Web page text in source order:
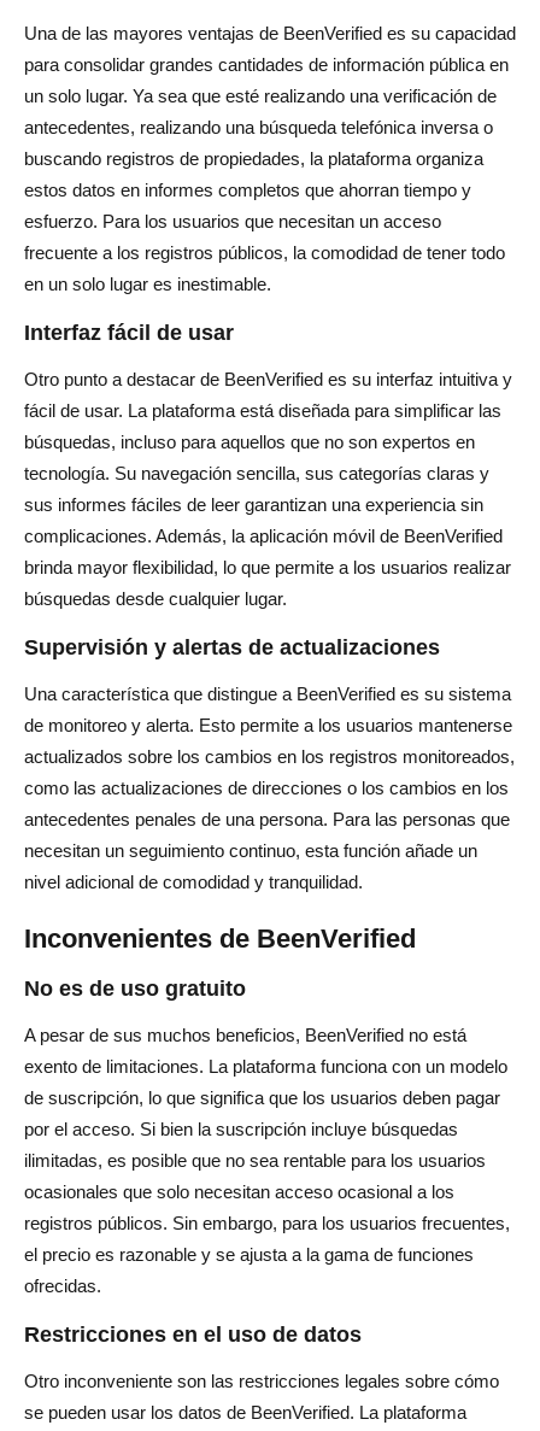
Una de las mayores ventajas de BeenVerified es su capacidad
para consolidar grandes cantidades de información pública en
un solo lugar. Ya sea que esté realizando una verificación de
antecedentes, realizando una búsqueda telefónica inversa o
buscando registros de propiedades, la plataforma organiza
estos datos en informes completos que ahorran tiempo y
esfuerzo. Para los usuarios que necesitan un acceso
frecuente a los registros públicos, la comodidad de tener todo
en un solo lugar es inestimable.
Interfaz fácil de usar
Otro punto a destacar de BeenVerified es su interfaz intuitiva y
fácil de usar. La plataforma está diseñada para simplificar las
búsquedas, incluso para aquellos que no son expertos en
tecnología. Su navegación sencilla, sus categorías claras y
sus informes fáciles de leer garantizan una experiencia sin
complicaciones. Además, la aplicación móvil de BeenVerified
brinda mayor flexibilidad, lo que permite a los usuarios realizar
búsquedas desde cualquier lugar.
Supervisión y alertas de actualizaciones
Una característica que distingue a BeenVerified es su sistema
de monitoreo y alerta. Esto permite a los usuarios mantenerse
actualizados sobre los cambios en los registros monitoreados,
como las actualizaciones de direcciones o los cambios en los
antecedentes penales de una persona. Para las personas que
necesitan un seguimiento continuo, esta función añade un
nivel adicional de comodidad y tranquilidad.
Inconvenientes de BeenVerified
No es de uso gratuito
A pesar de sus muchos beneficios, BeenVerified no está
exento de limitaciones. La plataforma funciona con un modelo
de suscripción, lo que significa que los usuarios deben pagar
por el acceso. Si bien la suscripción incluye búsquedas
ilimitadas, es posible que no sea rentable para los usuarios
ocasionales que solo necesitan acceso ocasional a los
registros públicos. Sin embargo, para los usuarios frecuentes,
el precio es razonable y se ajusta a la gama de funciones
ofrecidas.
Restricciones en el uso de datos
Otro inconveniente son las restricciones legales sobre cómo
se pueden usar los datos de BeenVerified. La plataforma